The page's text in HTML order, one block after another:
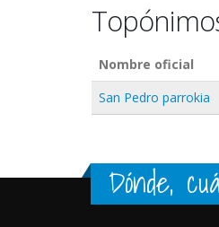
Nombre oficial
San Pedro parrokia
Dónde,